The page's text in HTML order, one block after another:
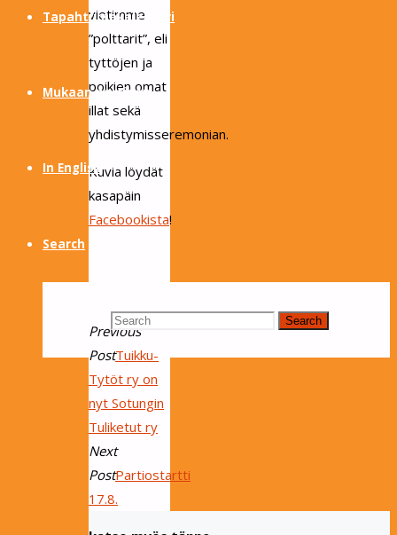
Tapahtumakalenteri
Mukaan partioon
In English
Search
Search
vietimme
”polttarit”, eli
tyttöjen ja
poikien omat
illat sekä
yhdistymisseremonian.
Kuvia löydät
kasapäin
Facebookista!
Previous
PostTuikku-
Tytöt ry on
nyt Sotungin
Tuliketut ry
Next
PostPartiostartti
17.8.